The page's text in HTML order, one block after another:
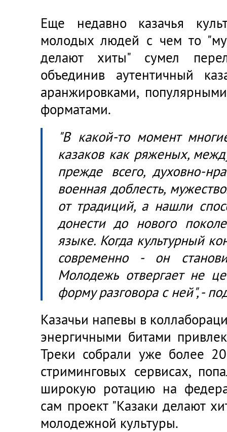
Еще недавно казачья
молодых людей с чем то
делают хиты" сумел
объединив аутентичный
аранжировками,
форматами.
"В какой-то момент
казаков как ряженых,
прежде всего, духовно-
военная доблесть,
от традиций, а нашли
донести до нового
языке. Когда культурный
современно - он
Молодежь отвергает не
форму разговора с ней", -
Казачьи напевы в
энергичными битами
Треки собрали уже более
стриминговых сервисах,
широкую ротацию на
сам проект "Казаки делают
молодежной культуры.